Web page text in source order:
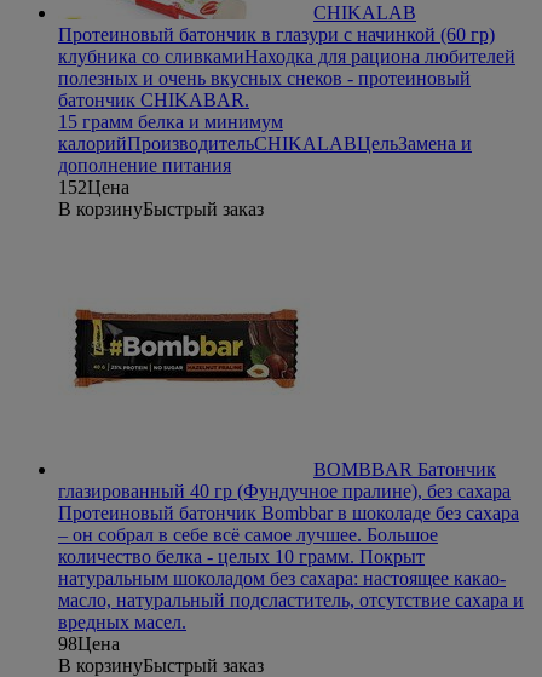
CHIKALAB
Протеиновый батончик в глазури с начинкой (60 гр)
клубника со сливкамиНаходка для рациона любителей
полезных и очень вкусных снеков - протеиновый
батончик CHIKABAR.
15 грамм белка и минимум
калорийПроизводительCHIKALABЦельЗамена и
дополнение питания
152Цена
В корзинуБыстрый заказ
BOMBBAR Батончик
глазированный 40 гр (Фундучное пралине), без сахара
Протеиновый батончик Bombbar в шоколаде без сахара
– он собрал в себе всё самое лучшее. Большое
количество белка - целых 10 грамм. Покрыт
натуральным шоколадом без сахара: настоящее какао-
масло, натуральный подсластитель, отсутствие сахара и
вредных масел.
98Цена
В корзинуБыстрый заказ